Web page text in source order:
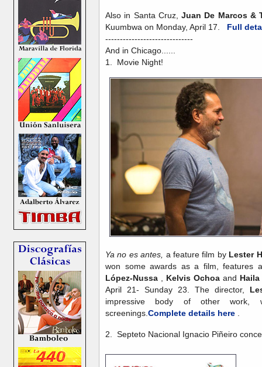
Also in Santa Cruz,Juan De Marcos &
Kuumbwa on Monday, April 17. Full
------------------------------
And in Chicago......
1. Movie Night!
Ya no es antes, a feature film byLester
won some awards as a film, features
López-Nussa , Kelvis Ochoa and Haila
April 21- Sunday 23. The director,
impressive body of other
screenings.Complete details here .
2. Septeto Nacional Ignacio Piñeiro